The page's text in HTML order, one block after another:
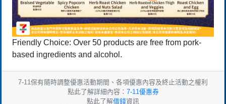
Friendly Choice: Over 50 products are free from pork-
based ingredients and alcohol.
7-11保有隨時調整優惠活動期間、各項優惠內容及終止活動之權利
點此了解詳細內容： 7-11優惠券
點此了解借錢資訊